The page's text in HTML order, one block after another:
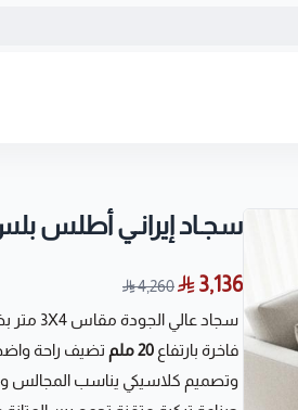
سجـاد إيرانـي أطلس
3,136
4,260
سجاد عالي الجودة مقاس 3X4 متر بخامة
فاخرة بارتفاع 20 ملم تضيف راحة
وتصميم كلاسيكي يناسب المجالس